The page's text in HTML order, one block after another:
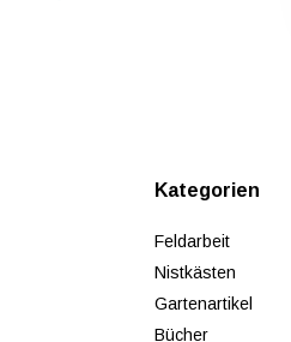
Kategorien
Feldarbeit
Nistkästen
Gartenartikel
Bücher